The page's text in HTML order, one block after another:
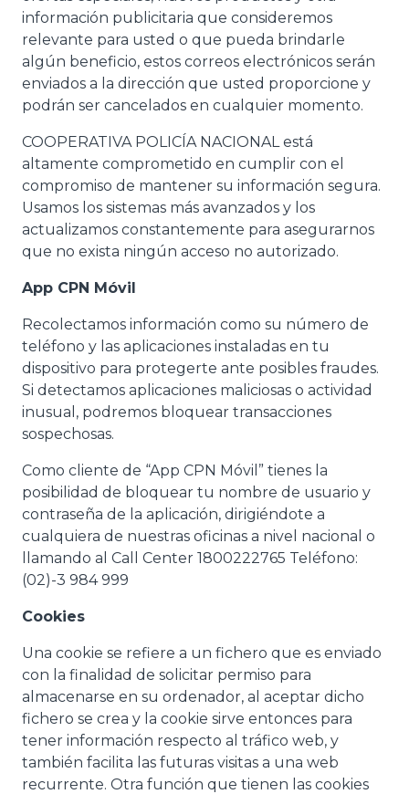
información publicitaria que consideremos
relevante para usted o que pueda brindarle
algún beneficio, estos correos electrónicos serán
enviados a la dirección que usted proporcione y
podrán ser cancelados en cualquier momento.
COOPERATIVA POLICÍA NACIONAL está
altamente comprometido en cumplir con el
compromiso de mantener su información segura.
Usamos los sistemas más avanzados y los
actualizamos constantemente para asegurarnos
que no exista ningún acceso no autorizado.
App CPN Móvil
Recolectamos información como su número de
teléfono y las aplicaciones instaladas en tu
dispositivo para protegerte ante posibles fraudes.
Si detectamos aplicaciones maliciosas o actividad
inusual, podremos bloquear transacciones
sospechosas.
Como cliente de “App CPN Móvil” tienes la
posibilidad de bloquear tu nombre de usuario y
contraseña de la aplicación, dirigiéndote a
cualquiera de nuestras oficinas a nivel nacional o
llamando al Call Center 1800222765 Teléfono:
(02)-3 984 999
Cookies
Una cookie se refiere a un fichero que es enviado
con la finalidad de solicitar permiso para
almacenarse en su ordenador, al aceptar dicho
fichero se crea y la cookie sirve entonces para
tener información respecto al tráfico web, y
también facilita las futuras visitas a una web
recurrente. Otra función que tienen las cookies